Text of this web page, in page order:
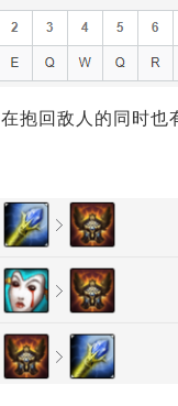
抱回敌人的同时也